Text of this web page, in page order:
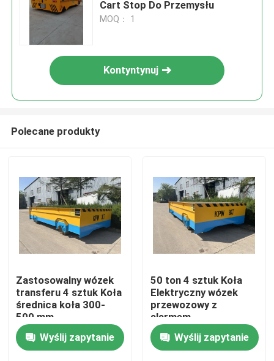
Dom
Produkty
Cart Stop Do Przemysłu
MOQ： 1
Kontyntynuj
Polecane produkty
Zastosowalny wózek
transferu 4 sztuk Koła
średnica koła 300-
500 mm
Wyślij zapytanie
50 ton 4 sztuk Koła
Elektryczny wózek
przewozowy z
alarmem
ostrzegawczym i
końcowym
zatrzymaniem
Wyślij zapytanie